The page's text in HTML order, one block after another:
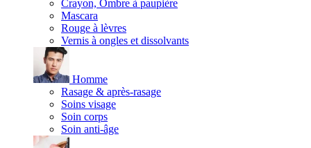
Crayon, Ombre à paupière
Mascara
Rouge à lèvres
Vernis à ongles et dissolvants
Homme
Rasage & après-rasage
Soins visage
Soin corps
Soin anti-âge